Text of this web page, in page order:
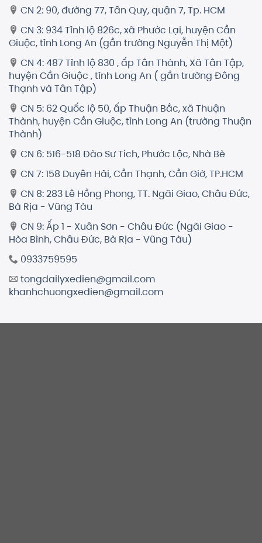
CN 2: 90, đường 77, Tân Quy, quận 7, Tp. HCM
CN 3: 934 Tỉnh lộ 826c, xã Phước Lại, huyện Cần
Giuộc, tỉnh Long An (gần trường Nguyễn Thị Một)
CN 4: 487 Tỉnh lộ 830 , ấp Tân Thành, Xã Tân Tập,
huyện Cần Giuộc , tỉnh Long An ( gần trường Đông
Thạnh và Tân Tập)
CN 5: 62 Quốc lộ 50, ấp Thuận Bắc, xã Thuận
Thành, huyện Cần Giuộc, tỉnh Long An (trường Thuận
Thành)
CN 6: 516-518 Đào Sư Tích, Phước Lộc, Nhà Bè
CN 7: 158 Duyên Hải, Cần Thạnh, Cần Giờ, TP.HCM
CN 8: 283 Lê Hồng Phong, TT. Ngãi Giao, Châu Đức,
Bà Rịa - Vũng Tàu
CN 9: Ấp 1 - Xuân Sơn - Châu Đức (Ngãi Giao -
Hòa Bình, Châu Đức, Bà Rịa - Vũng Tàu)
0933759595
tongdailyxedien@gmail.com
khanhchuongxedien@gmail.com